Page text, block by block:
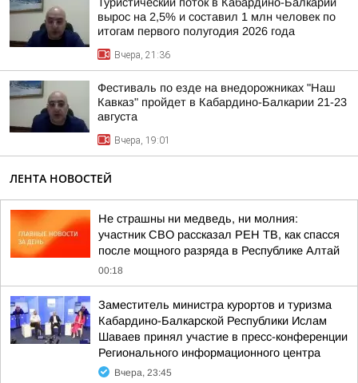
вырос на 2,5% и составил 1 млн человек по
итогам первого полугодия 2026 года
Вчера, 21:36
Фестиваль по езде на внедорожниках "Наш
Кавказ" пройдет в Кабардино-Балкарии 21-23
августа
Вчера, 19:01
ЛЕНТА НОВОСТЕЙ
Не страшны ни медведь, ни молния:
участник СВО рассказал РЕН ТВ, как спасся
после мощного разряда в Республике Алтай
00:18
Заместитель министра курортов и туризма
Кабардино-Балкарской Республики Ислам
Шаваев принял участие в пресс-конференции
Регионального информационного центра
Вчера, 23:45